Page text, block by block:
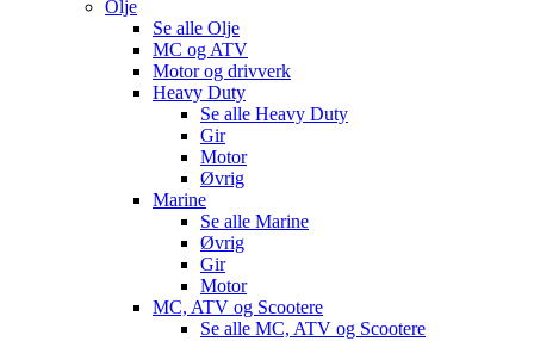
Olje
Se alle Olje
MC og ATV
Motor og drivverk
Heavy Duty
Se alle Heavy Duty
Gir
Motor
Øvrig
Marine
Se alle Marine
Øvrig
Gir
Motor
MC, ATV og Scootere
Se alle MC, ATV og Scootere